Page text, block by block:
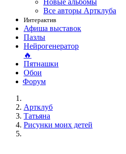
Новые альбомы
Все авторы Артклуба
Интерактив
Афиша выставок
Пазлы
Нейрогенератор
🔥
Пятнашки
Обои
Форум
Артклуб
Татьяна
Рисунки моих детей